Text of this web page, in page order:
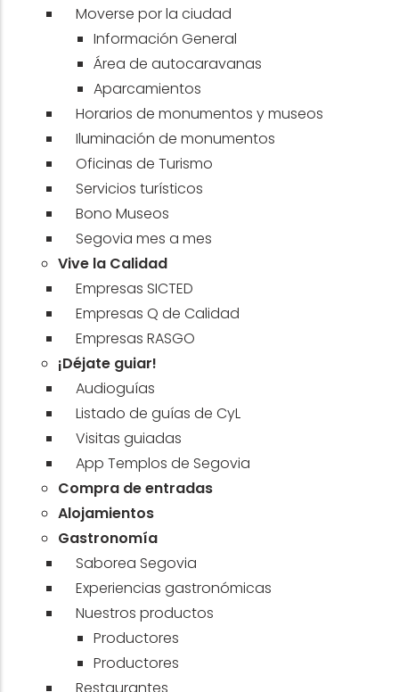
Moverse por la ciudad
Información General
Área de autocaravanas
Aparcamientos
Horarios de monumentos y museos
Iluminación de monumentos
Oficinas de Turismo
Servicios turísticos
Bono Museos
Segovia mes a mes
Vive la Calidad
Empresas SICTED
Empresas Q de Calidad
Empresas RASGO
¡Déjate guiar!
Audioguías
Listado de guías de CyL
Visitas guiadas
App Templos de Segovia
Compra de entradas
Alojamientos
Gastronomía
Saborea Segovia
Experiencias gastronómicas
Nuestros productos
Productores
Productores
Restaurantes